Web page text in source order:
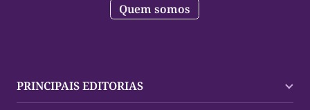
Quem somos
PRINCIPAIS EDITORIAS